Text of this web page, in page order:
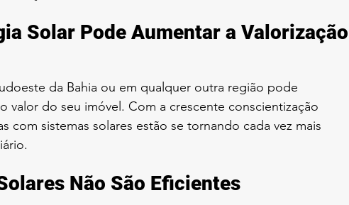
Solar Pode Aumentar a Valorização
da Bahia ou em qualquer outra região pode
valor do seu imóvel. Com a crescente conscientização
com sistemas solares estão se tornando cada vez mais
Não São Eficientes